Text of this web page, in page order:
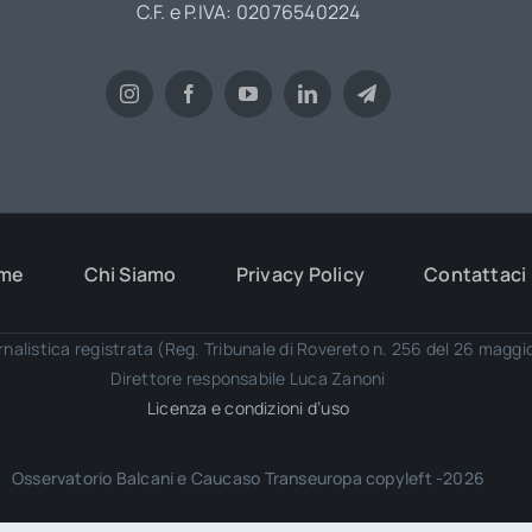
C.F. e P.IVA: 02076540224
Chi Siamo Privacy Policy Contattaci
registrata (Reg. Tribunale di Rovereto n. 256 del 26
Direttore responsabile Luca Zanoni
Licenza e condizioni d’uso
Osservatorio Balcani e Caucaso Transeuropa copyleft -2026